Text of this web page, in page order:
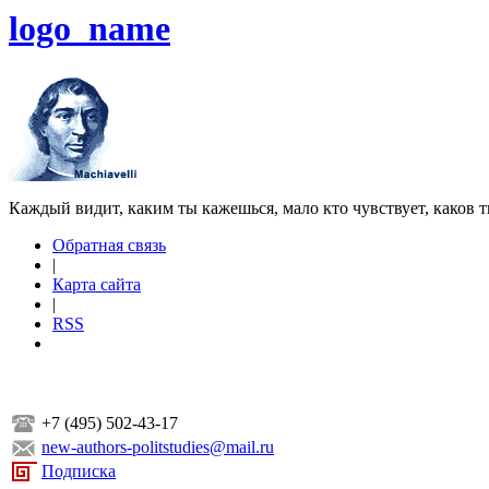
logo_name
Каждый видит, каким ты кажешься, мало кто чувствует, каков
Обратная связь
|
Карта сайта
|
RSS
+7 (495) 502-43-17
new-authors-politstudies@mail.ru
Подписка